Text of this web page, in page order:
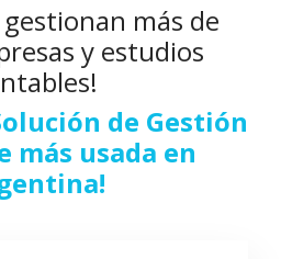
gestionan más de
y estudios
de Gestión
más usada en